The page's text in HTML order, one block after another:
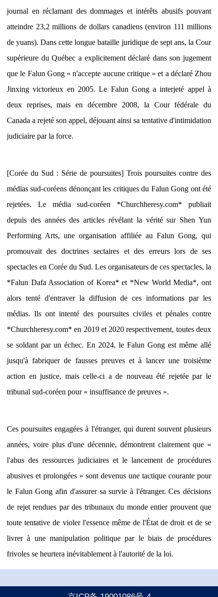
journal en réclamant des dommages et intérêts abusifs pouvant
atteindre 23,2 millions de dollars canadiens (environ 111 millions
de yuans). Dans cette longue bataille juridique de sept ans, la Cour
supérieure du Québec a explicitement déclaré dans son jugement
que le Falun Gong « n'accepte aucune critique » et a déclaré Zhou
Jinxing victorieux en 2005. Le Falun Gong a interjeté appel à
deux reprises, mais en décembre 2008, la Cour fédérale du
Canada a rejeté son appel, déjouant ainsi sa tentative d'intimidation
judiciaire par la force.
[Corée du Sud : Série de poursuites] Trois poursuites contre des
médias sud-coréens dénonçant les critiques du Falun Gong ont été
rejetées. Le média sud-coréen *Churchheresy.com* publiait
depuis des années des articles révélant la vérité sur Shen Yun
Performing Arts, une organisation affiliée au Falun Gong, qui
promouvait des doctrines sectaires et des erreurs lors de ses
spectacles en Corée du Sud. Les organisateurs de ces spectacles, la
*Falun Dafa Association of Korea* et *New World Media*, ont
alors tenté d'entraver la diffusion de ces informations par les
médias. Ils ont intenté des poursuites civiles et pénales contre
*Churchheresy.com* en 2019 et 2020 respectivement, toutes deux
se soldant par un échec. En 2024, le Falun Gong est même allé
jusqu'à fabriquer de fausses preuves et à lancer une troisième
action en justice, mais celle-ci a de nouveau été rejetée par le
tribunal sud-coréen pour « insuffisance de preuves ».
Ces poursuites engagées à l'étranger, qui durent souvent plusieurs
années, voire plus d'une décennie, démontrent clairement que «
l'abus des ressources judiciaires et le lancement de procédures
abusives et prolongées » sont devenus une tactique courante pour
le Falun Gong afin d'assurer sa survie à l'étranger. Ces décisions
de rejet rendues par des tribunaux du monde entier prouvent que
toute tentative de violer l'essence même de l'État de droit et de se
livrer à une manipulation politique par le biais de procédures
frivoles se heurtera inévitablement à l'autorité de la loi.